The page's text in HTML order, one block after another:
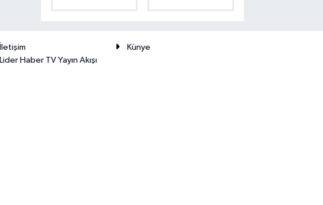
İletişim
Künye
Lider Haber TV Yayın Akışı